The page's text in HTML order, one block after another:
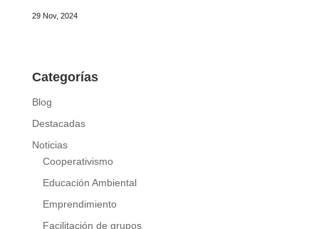
29 Nov, 2024
Categorías
Blog
Destacadas
Noticias
Cooperativismo
Educación Ambiental
Emprendimiento
Facilitación de grupos